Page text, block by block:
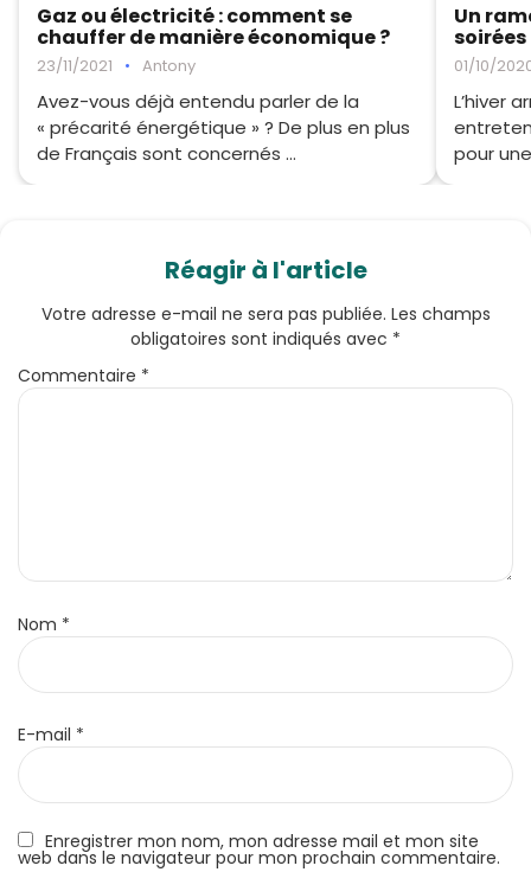
Gaz ou électricité : comment se
chauffer de manière économique ?
23/11/2021 • Antony
Avez-vous déjà entendu parler de la
« précarité énergétique » ? De plus en plus
de Français sont concernés ...
Un
01/10/
L’hiver
pour
Réagir à l'article
Enregistrer mon nom, mon adresse mail et mon site
web dans le navigateur pour mon prochain commentaire.
Votre adresse e-mail ne sera pas publiée. Les champs
obligatoires sont indiqués avec *
Commentaire *
Nom *
E-mail *